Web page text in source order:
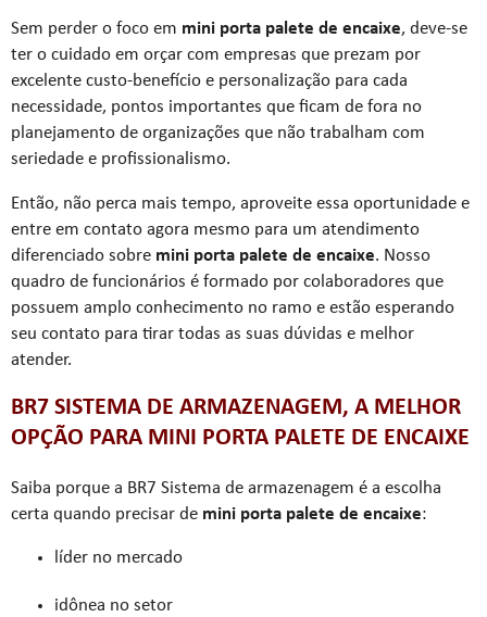
Sem perder o foco em mini porta palete de encaixe, deve-se
ter o cuidado em orçar com empresas que prezam por
excelente custo-benefício e personalização para cada
necessidade, pontos importantes que ficam de fora no
planejamento de organizações que não trabalham com
seriedade e profissionalismo.
Então, não perca mais tempo, aproveite essa oportunidade e
entre em contato agora mesmo para um atendimento
diferenciado sobre mini porta palete de encaixe. Nosso
quadro de funcionários é formado por colaboradores que
possuem amplo conhecimento no ramo e estão esperando
seu contato para tirar todas as suas dúvidas e melhor
atender.
BR7 SISTEMA DE ARMAZENAGEM, A MELHOR
OPÇÃO PARA MINI PORTA PALETE DE ENCAIXE
Saiba porque a BR7 Sistema de armazenagem é a escolha
certa quando precisar de mini porta palete de encaixe:
líder no mercado
idônea no setor